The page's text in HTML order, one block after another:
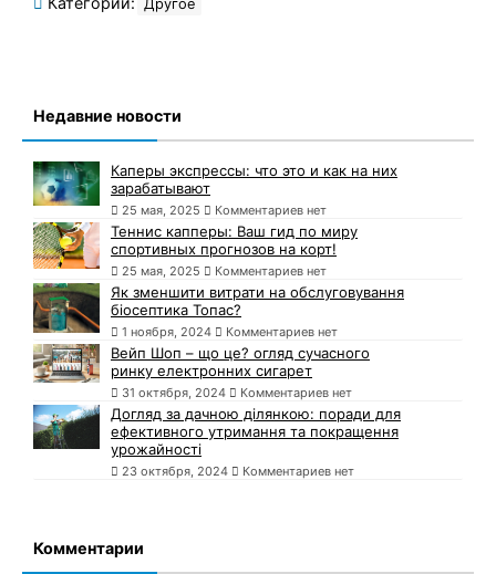
Другое
Недавние новости
Каперы экспрессы: что это и как на них
зарабатывают
25 мая, 2025 Комментариев нет
Теннис капперы: Ваш гид по миру
спортивных прогнозов на корт!
25 мая, 2025 Комментариев нет
Як зменшити витрати на обслуговування
біосептика Топас?
1 ноября, 2024 Комментариев нет
Вейп Шоп – що це? огляд сучасного
ринку електронних сигарет
31 октября, 2024 Комментариев нет
Догляд за дачною ділянкою: поради для
ефективного утримання та покращення
урожайності
23 октября, 2024 Комментариев нет
Комментарии